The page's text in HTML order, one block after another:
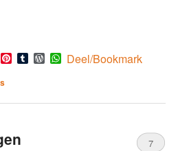
Pinterest
TumblrWordPress
WhatsApp
Deel/Bookmark
7